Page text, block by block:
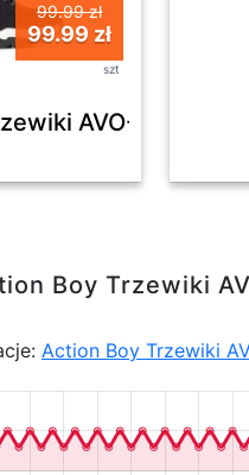
99.99 zł
99.99 zł
szt
AVO-3299-002
Boy Trzewiki
Action Boy Trzewiki